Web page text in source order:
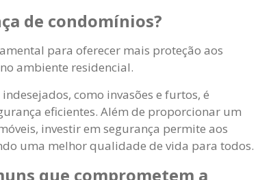
de condomínios?
para oferecer mais proteção aos
ambiente residencial.
como invasões e furtos, é
eficientes. Além de proporcionar um
investir em segurança permite aos
uma melhor qualidade de vida para todos.
que comprometem a